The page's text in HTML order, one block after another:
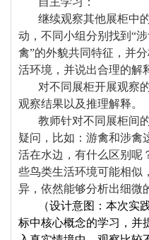
继续观察其他展柜中
动，不同小组分别找到“
禽”的外貌共同特征，并
活环境，并说出合理的解
对不同展柜开展观察
观察结果以及推理解释。
教师针对不同展柜间
疑问，比如：游禽和涉禽
活在水边，有什么区别呢
些鸟类生活环境可能相似
异，依然能够分析出细微
（设计意图： 本次实
标中核心概念的学习，并